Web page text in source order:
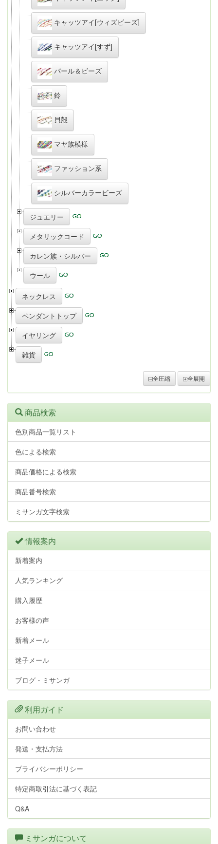
キャッツアイ[ウィズビーズ]
キャッツアイ[すず]
パール＆ビーズ
鈴
貝殻
マヤ族模様
ファッション系
シルバーカラービーズ
ジュエリー
メタリックコード
カレン族・シルバー
ウール
ネックレス
ペンダントトップ
イヤリング
雑貨
全圧縮 全展開
商品検索
色別商品一覧リスト
色による検索
商品価格による検索
商品番号検索
ミサンガ文字検索
情報案内
新着案内
人気ランキング
購入履歴
お客様の声
新着メール
迷子メール
ブログ・ミサンガ
利用ガイド
お問い合わせ
発送・支払方法
プライバシーポリシー
特定商取引法に基づく表記
Q&A
ミサンガについて